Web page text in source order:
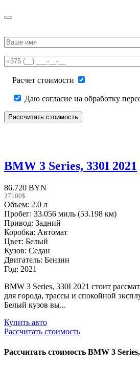
leave
field
empty.
Расчет стоимости
Даю согласие на обработку
BMW 3 Series, 330I 2021
86.720 BYN
27100$
Объем: 2.0 л
Пробег: 33.056 миль (53.198 км)
Привод: Задний
Коробка: Автомат
Цвет: Белый
Кузов: Седан
Двигатель: Бензин
Год: 2021
BMW 3 Series, 330I 2021 стоит
для города, трассы и спокойной
Белый кузов вы...
Купить авто
Рассчитать стоимость
Рассчитать стоимость BMW 3